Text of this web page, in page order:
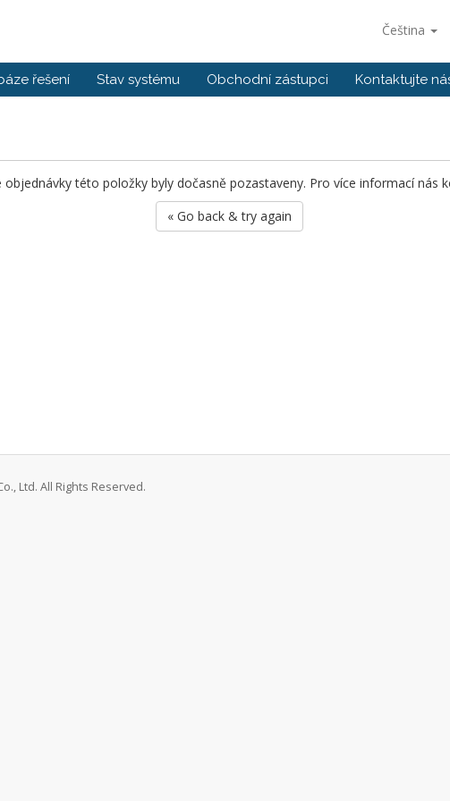
Čeština
řešení Stav systému Obchodní zástupci Kontaktujte
této položky byly dočasně pozastaveny. Pro více informací nás
« Go back & try again
Ltd. All Rights Reserved.